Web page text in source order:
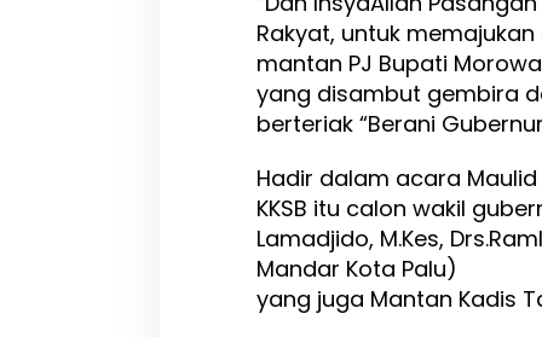
Rakyat, untuk
mantan PJ Bupati
yang disambut gembira
berteriak “Berani
Hadir dalam acara
KKSB itu calon wakil
Lamadjido, M.Kes,
Mandar Kota Palu)
yang juga Mantan Kadis